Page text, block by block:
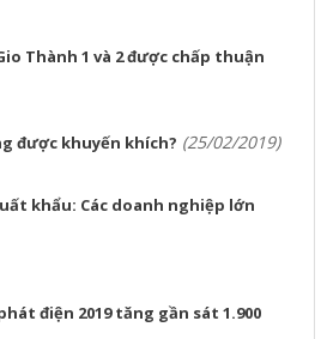
Thành 1 và 2 được chấp thuận
được khuyến khích? (25/02/2019)
khẩu: Các doanh nghiệp lớn
điện 2019 tăng gần sát 1.900